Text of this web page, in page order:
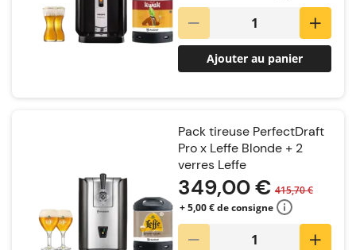
Ajouter au panier
Pack tireuse PerfectDraft
Pro x Leffe Blonde + 2
verres Leffe
349,00 € 415,70 €
+ 5,00 € de consigne